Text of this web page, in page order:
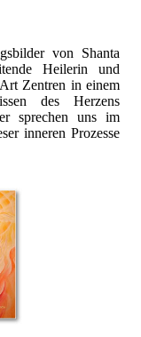
von Shanta
Heilerin und
Zentren in einem
des Herzens
sprechen uns im
inneren Prozesse